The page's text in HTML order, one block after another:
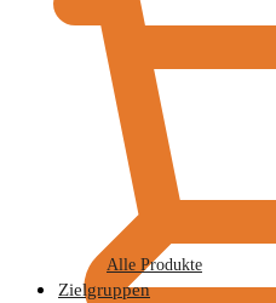
Alle Produkte
Zielgruppen